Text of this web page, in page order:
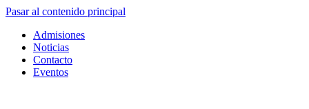
Pasar al contenido principal
Admisiones
Noticias
Contacto
Eventos